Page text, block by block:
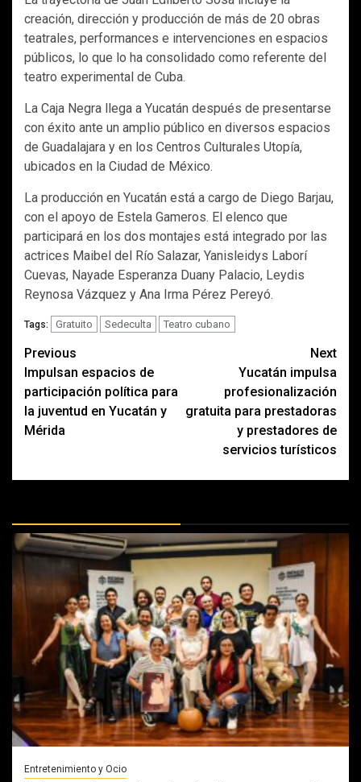
creación, dirección y producción de más de 20 obras
teatrales, performances e intervenciones en espacios
públicos, lo que lo ha consolidado como referente del
teatro experimental de Cuba.
La Caja Negra llega a Yucatán después de presentarse
con éxito ante un amplio público en diversos espacios
de Guadalajara y en los Centros Culturales Utopía,
ubicados en la Ciudad de México.
La producción en Yucatán está a cargo de Diego Barjau,
con el apoyo de Estela Gameros. El elenco que
participará en los dos montajes está integrado por las
actrices Maibel del Río Salazar, Yanisleidys Laborí
Cuevas, Nayade Esperanza Duany Palacio, Leydis
Reynosa Vázquez y Ana Irma Pérez Pereyó.
Tags: Gratuito Sedeculta Teatro cubano
Post
navigation
Previous
Impulsan espacios de
participación política para
la juventud en Yucatán y
Mérida
Next
Yucatán impulsa
profesionalización
gratuita para prestadoras
y prestadores de
servicios turísticos
Entretenimiento y Ocio